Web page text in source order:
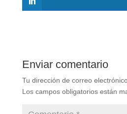
Enviar comentario
Tu dirección de correo
Los campos obligatorios están